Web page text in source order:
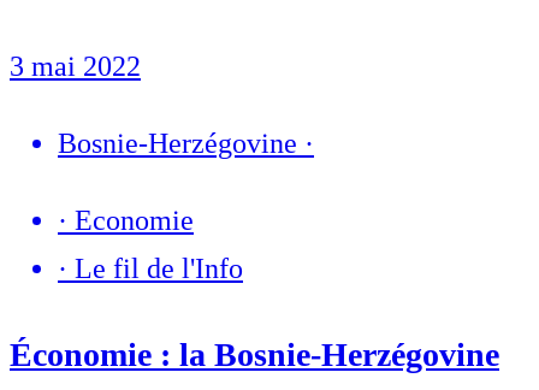
3 mai 2022
Bosnie-Herzégovine ·
· Economie
· Le fil de l'Info
Économie : la Bosnie-Herzégovine